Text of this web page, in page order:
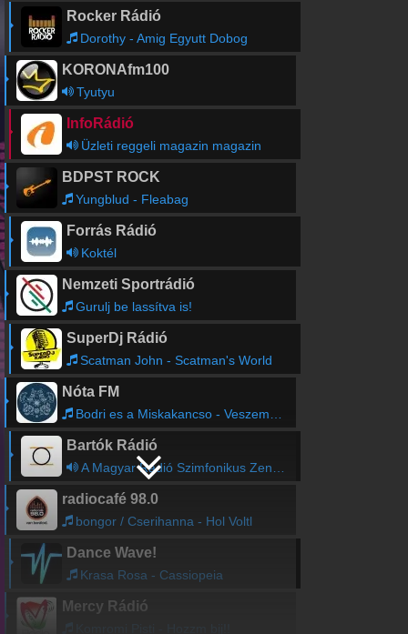
Rocker Rádió
Dorothy - Amig Egyutt Dobog
KORONAfm100
Tyutyu
InfoRádió
Üzleti reggeli magazin magazin
BDPST ROCK
Yungblud - Fleabag
Forrás Rádió
Koktél
Nemzeti Sportrádió
Gurulj be lassítva is!
SuperDj Rádió
Scatman John - Scatman's World
Nóta FM
Bodri es a Miskakancso - Veszem a kalapom
Bartók Rádió
A Magyar Rádió Szimfonikus Zenekarának hangversenye
radiocafé 98.0
bongor / Cserihanna - Hol Voltl
Dance Wave!
Krasa Rosa - Cassiopeia
Mercy Rádió